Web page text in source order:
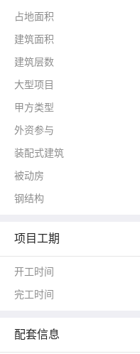
占地面积
建筑面积
建筑层数
大型项目
甲方类型
外资参与
装配式建筑
被动房
钢结构
项目工期
开工时间
完工时间
配套信息